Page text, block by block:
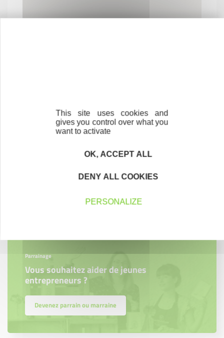
Parrainage
Vous souhaitez aider de jeunes
entrepreneurs ?
Devenez parrain ou marraine
This site uses cookies and
gives you control over what you
want to activate
OK, ACCEPT ALL
DENY ALL COOKIES
PERSONALIZE